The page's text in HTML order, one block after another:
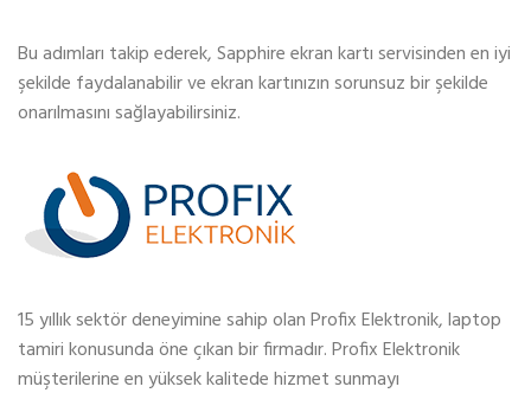
Bu adımları takip ederek, Sapphire ekran kartı servisinden en iyi
şekilde faydalanabilir ve ekran kartınızın sorunsuz bir şekilde
onarılmasını sağlayabilirsiniz.
15 yıllık sektör deneyimine sahip olan Profix Elektronik, laptop
tamiri konusunda öne çıkan bir firmadır. Profix Elektronik
müşterilerine en yüksek kalitede hizmet sunmayı